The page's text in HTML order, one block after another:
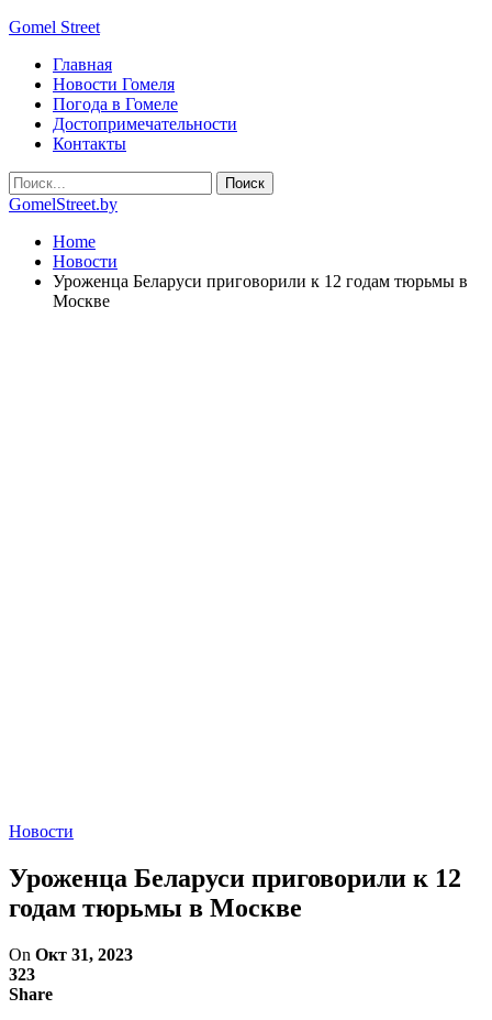
Gomel Street
Главная
Новости Гомеля
Погода в Гомеле
Достопримечательности
Контакты
GomelStreet.by
Home
Новости
Уроженца Беларуси приговорили к 12 годам тюрьмы в
Москве
Новости
Уроженца Беларуси приговорили к 12
годам тюрьмы в Москве
On Окт 31, 2023
323
Share